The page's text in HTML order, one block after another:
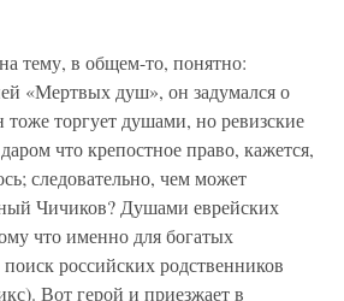
тему, в общем-то, понятно:
«Мертвых душ», он задумался о
торгует душами, но ревизские
что крепостное право, кажется,
следовательно, чем может
Чичиков? Душами еврейских
что именно для богатых
российских родственников
Вот герой и приезжает в